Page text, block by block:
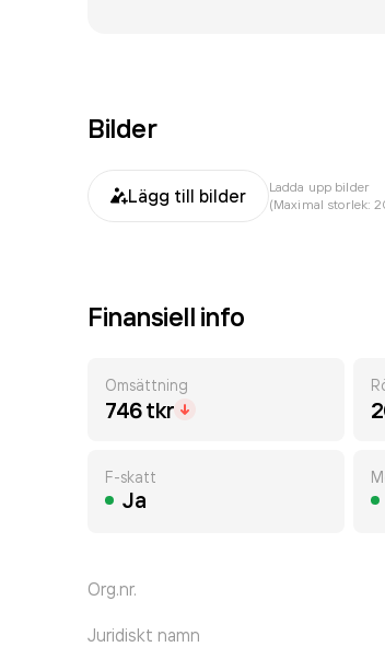
Bilder
Lägg till bilder
Ladda upp bilder
(Maximal storlek:
Finansiell info
Omsättning
746 tkr
F-skatt
Ja
Org.nr.
Juridiskt namn